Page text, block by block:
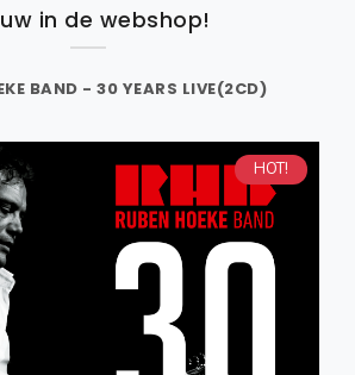
in de webshop!
BAND - 30 YEARS LIVE(2CD)
HOT!